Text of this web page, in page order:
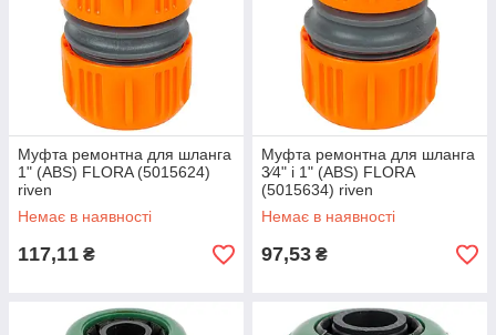
Муфта ремонтна для шланга
1" (ABS) FLORA (5015624)
riven
Немає в наявності
117,11 ₴
Муфта ремонтна для шланга
3⁄4" і 1" (ABS) FLORA
(5015634) riven
Немає в наявності
97,53 ₴